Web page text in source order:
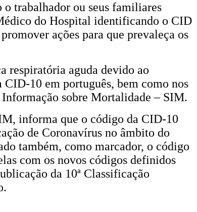
o trabalhador ou seus familiares
do Hospital identificando o CID
ações para que prevaleça os
respiratória aguda devido ao
10 em português, bem como nos
sobre Mortalidade – SIM.
informa que o código da CID-10
de Coronavírus no âmbito do
também, como marcador, o código
com os novos códigos definidos
da 10ª Classificação